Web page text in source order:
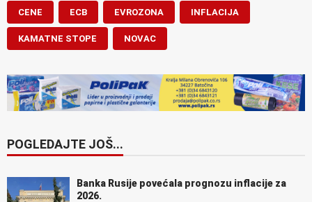
CENE ECB EVROZONA INFLACIJA
KAMATNE STOPE NOVAC
POGLEDAJTE JOŠ...
Banka Rusije povećala prognozu inflacije za
2026.